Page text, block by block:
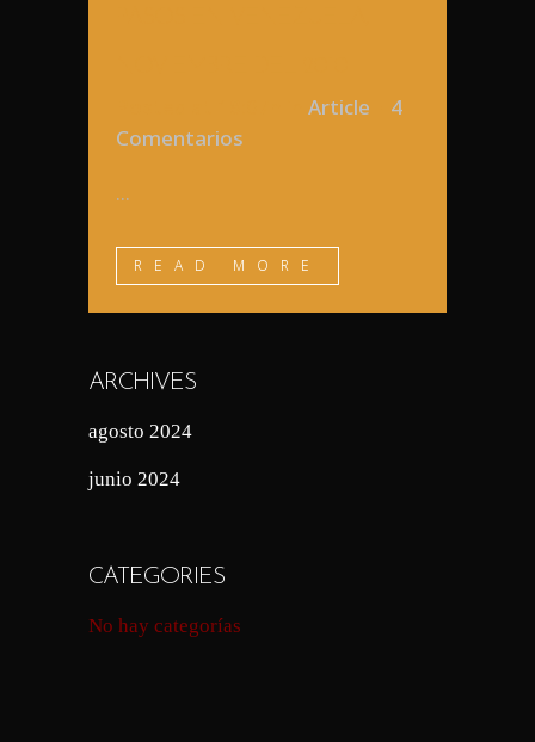
Article
4
Comentarios
...
READ MORE
ARCHIVES
agosto 2024
junio 2024
CATEGORIES
No hay categorías